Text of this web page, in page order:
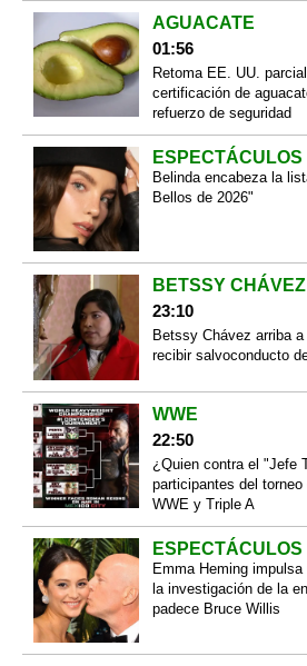
AGUACATE
01:56
Retoma EE. UU.
certificación de
refuerzo de seguridad
ESPECTÁCULOS
Belinda encabeza la
Bellos de 2026"
BETSSY CHÁVEZ
23:10
Betssy Chávez arriba
recibir salvoconducto
WWE
22:50
¿Quien contra el "Jefe
participantes del
WWE y Triple A
ESPECTÁCULOS
Emma Heming
la investigación de la
padece Bruce Willis